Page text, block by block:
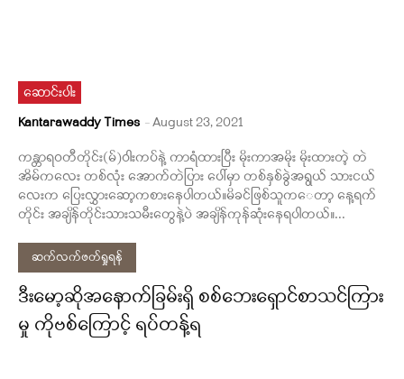
ဆောင်းပါး
Kantarawaddy Times -August 23, 2021
ကန္တာရဝတီတိုင်း(မ်)ဝါးကပ်နဲ့ ကာရံထားပြီး မိုးကာအမိုး မိုးထားတဲ့ တဲ
အိမ်ကလေး တစ်လုံး အောက်တဲပြား ပေါ်မှာ တစ်နှစ်ခွဲအရွယ် သားငယ်
လေးက ‌ပြေးလွှားဆော့ကစားနေပါတယ်။မိခင်ဖြစ်သူက‌ေတာ့ နေ့ရက်
တိုင်း အချိန်တိုင်းသားသမီးတွေနဲ့ပဲ အချိန်ကုန်ဆုံးနေရပါတယ်။...
ဆက်လက်ဖတ်ရှုရန်
ဒီးမော့ဆိုအနောက်ခြမ်းရှိ စစ်ဘေးရှောင်စာသင်ကြား
မှု ကိုဗစ်ကြောင့် ရပ်တန့်ရ